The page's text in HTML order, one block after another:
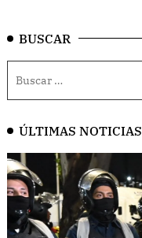
BUSCAR
ÚLTIMAS NOTICIAS